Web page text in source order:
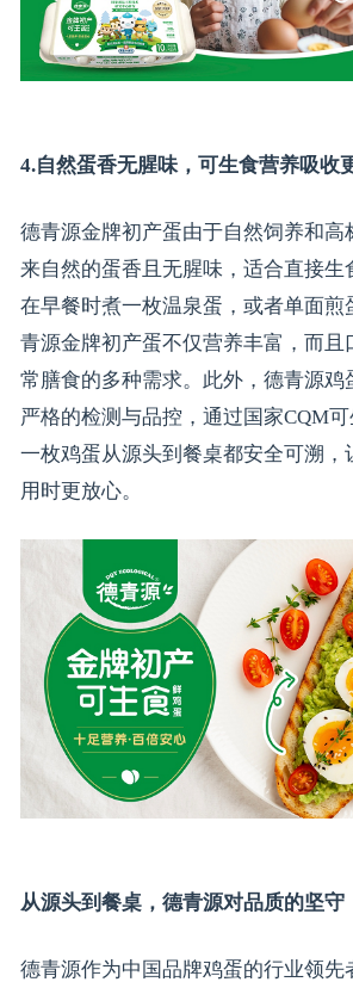
4.自然蛋香无腥味，可生食营养吸收
德青源金牌初产蛋由于自然饲养和高
来自然的蛋香且无腥味，适合直接生
在早餐时煮一枚温泉蛋，或者单面煎
青源金牌初产蛋不仅营养丰富，而且
常膳食的多种需求。此外，德青源鸡
严格的检测与品控，通过国家CQM
一枚鸡蛋从源头到餐桌都安全可溯，
用时更放心。
从源头到餐桌，德青源对品质的坚守
德青源作为中国品牌鸡蛋的行业领先